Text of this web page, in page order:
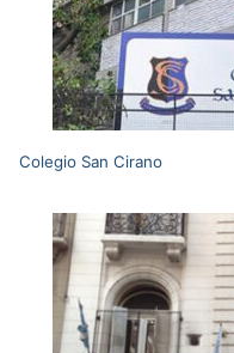
Colegio San Cirano